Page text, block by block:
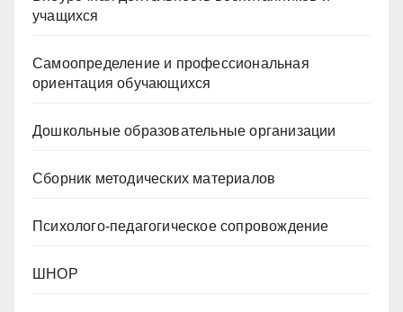
учащихся
Самоопределение и профессиональная
ориентация обучающихся
Дошкольные образовательные организации
Сборник методических материалов
Психолого-педагогическое сопровождение
ШНОР